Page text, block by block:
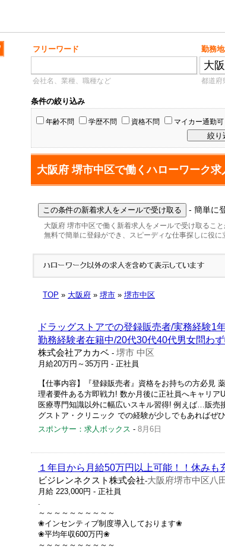
フリーワード 勤務
会社名、業種、職種など 都道府
条件の絞り込み
年齢不問 学歴不問 資格不問 マイカー通勤可
大阪府 堺市中区で働くハローワーク求
- 簡単に
大阪府 堺市中区で働く新着求人をメールで受け取ること
無料で簡単に登録ができ、スピーディな仕事探しに役に
TOP » 大阪府 » 堺市 » 堺市中区
ドラッグストアでの登録販売者/実務経験1
勤務経験者在籍中/20代30代40代男女問わ
株式会社アカカベ - 堺市 中区
月給20万円～35万円 - 正社員
【仕事内容】『登録販売者』資格をお持ちの方必見
理者要件ある方即戦力! 数か月後に正社員へキャリ
医療専門知識以外に幅広いスキル習得! 例えば…販売
グストア・クリニック での経験が少しでもあればぜ
スポンサー：求人ボックス - 8月6日
１年目から月給50万円以上可能！！休みも
ビジレンネクスト株式会社-大阪府堺市中区八
月給 223,000円 - 正社員
.
～～～～～～～～～～
❀インセンティブ制度導入しております❀
❀平均年収600万円❀
～～～～～～～～～～